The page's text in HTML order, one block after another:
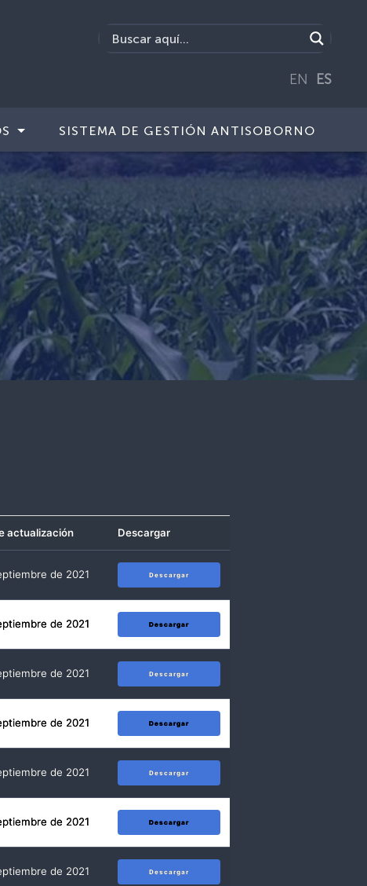
EN ES
SISTEMA DE GESTIÓN ANTISOBORNO
actualización Descargar
de 2021 Descargar
de 2021 Descargar
de 2021 Descargar
de 2021 Descargar
de 2021 Descargar
de 2021 Descargar
de 2021 Descargar